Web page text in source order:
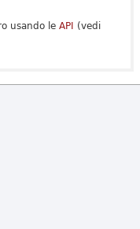
usando le API (vedi